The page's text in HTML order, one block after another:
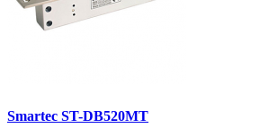
Smartec ST-DB520MT